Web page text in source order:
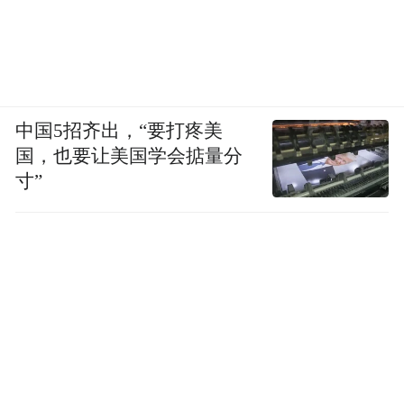
中国5招齐出，“要打疼美
国，也要让美国学会掂量分
寸”